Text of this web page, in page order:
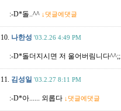
:-D*돌..^^ ↓댓글에댓글
10. 나한성 '03.2.26 4:49 PM
:-D*돌더지시면 저 울어버림니다^^;;
11. 김성일 '03.2.27 8:11 PM
:-D*아...... 외롭다 ↓댓글에댓글